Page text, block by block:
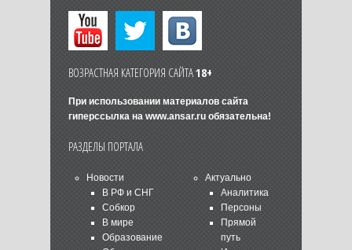
ВОЗРАСТНАЯ КАТЕГОРИЯ САЙТА18+
При использовании материалов сайта
гиперссылка на www.ansar.ruобязательна!
РАЗДЕЛЫ ПОРТАЛА
Новости
В РФ и СНГ
Собкор
В мире
Образование
Актуально
Аналитика
Персоны
Прямой
путь